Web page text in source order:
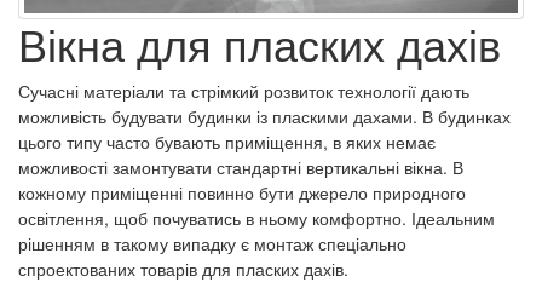
Вікна для пласких дахів
Сучасні матеріали та стрімкий розвиток технології дають
можливість будувати будинки із пласкими дахами. В будинках
цього типу часто бувають приміщення, в яких немає
можливості замонтувати стандартні вертикальні вікна. В
кожному приміщенні повинно бути джерело природного
освітлення, щоб почуватись в ньому комфортно. Ідеальним
рішенням в такому випадку є монтаж спеціально
спроектованих товарів для пласких дахів.